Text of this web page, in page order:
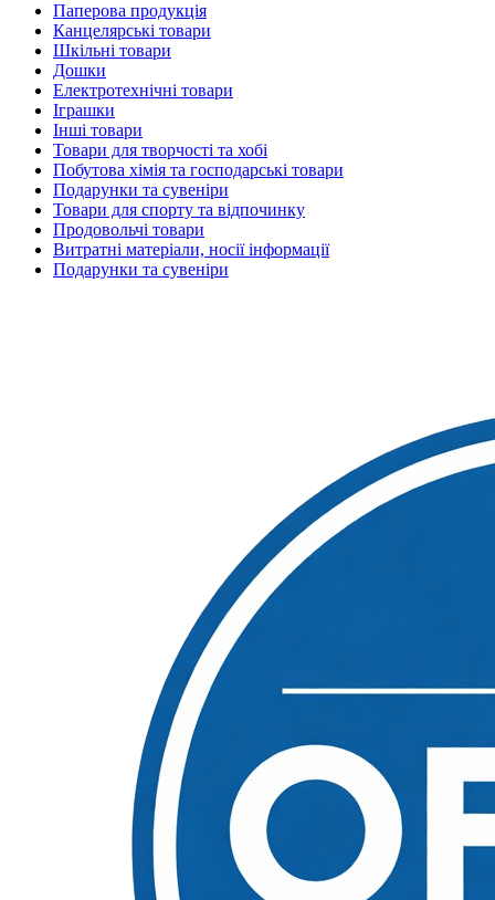
Паперова продукція
Канцелярські товари
Шкільні товари
Дошки
Електротехнічні товари
Іграшки
Інші товари
Товари для творчості та хобі
Побутова хімія та господарські товари
Подарунки та сувеніри
Товари для спорту та відпочинку
Продовольчі товари
Витратні матеріали, носії інформації
Подарунки та сувеніри